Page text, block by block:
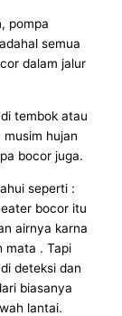
pompa
semua
dalam jalur
tembok atau
hujan
bocor juga.
seperti :
bocor itu
airnya karna
mata . Tapi
deteksi dan
biasanya
lantai.